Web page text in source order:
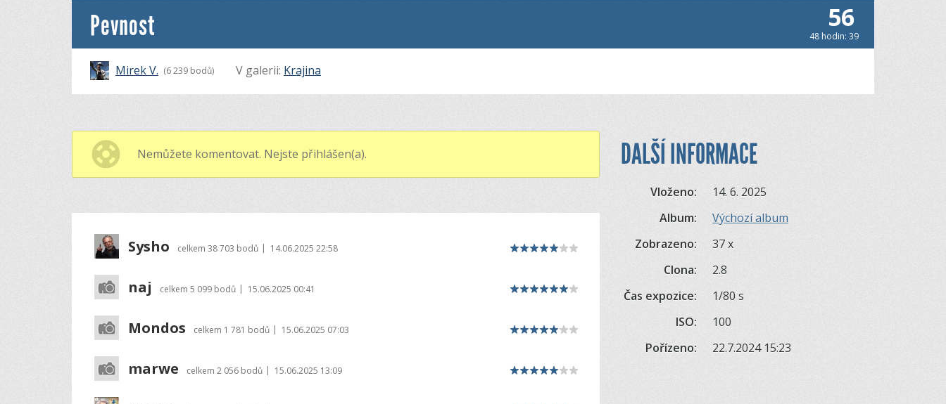
Pevnost 56
48 hodin: 39
Mirek V. (6 239 bodů) V galerii: Krajina
Nemůžete komentovat. Nejste přihlášen(a).
Sysho celkem 38 703 bodů | 14.06.2025 22:58
naj celkem 5 099 bodů | 15.06.2025 00:41
Mondos celkem 1 781 bodů | 15.06.2025 07:03
marwe celkem 2 056 bodů | 15.06.2025 13:09
DALŠÍ INFORMACE
Vloženo:
14. 6. 2025
Album:
Výchozí album
Zobrazeno:
37 x
Clona:
2.8
Čas expozice:
1/80 s
ISO:
100
Pořízeno:
22.7.2024 15:23